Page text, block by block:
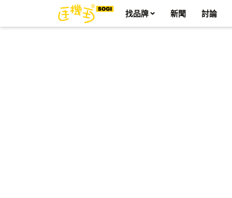
找品牌 新聞 討論